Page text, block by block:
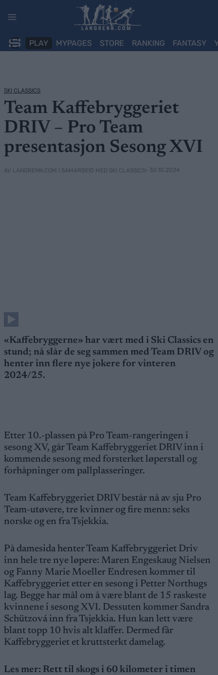
PLAY MYPAGES STORE RANKING FANTASY
SKI CLASSICS
Team Kaffebryggeriet
DRIV – Pro Team
presentasjon Sesong XVI
AV LANGRENN.COM I SAMARBEID MED SKI CLASSICS• 30.10.2024
«Kaffebryggerne» har vært med i Ski Classics en
stund; nå slår de seg sammen med Team DRIV og
henter inn flere nye jokere for vinteren
2024/25.
Etter 10.-plassen på Pro Team-rangeringen i
sesong XV, går Team Kaffebryggeriet DRIV inn i
kommende sesong med forsterket løperstall og
forhåpninger om pallplasseringer.
Team Kaffebryggeriet DRIV består nå av sju Pro
Team-utøvere, tre kvinner og fire menn: seks
norske og en fra Tsjekkia.
På damesida henter Team Kaffebryggeriet Driv
inn hele tre nye løpere: Maren Engeskaug Nielsen
og Fanny Marie Moeller Endresen kommer til
Kaffebryggeriet etter en sesong i Petter Northugs
lag. Begge har mål om å være blant de 15 raskeste
kvinnene i sesong XVI. Dessuten kommer Sandra
Schützová inn fra Tsjekkia. Hun kan lett være
blant topp 10 hvis alt klaffer. Dermed får
Kaffebryggeriet et kruttsterkt damelag.
Les mer: Rett til skogs i 60 kilometer i timen